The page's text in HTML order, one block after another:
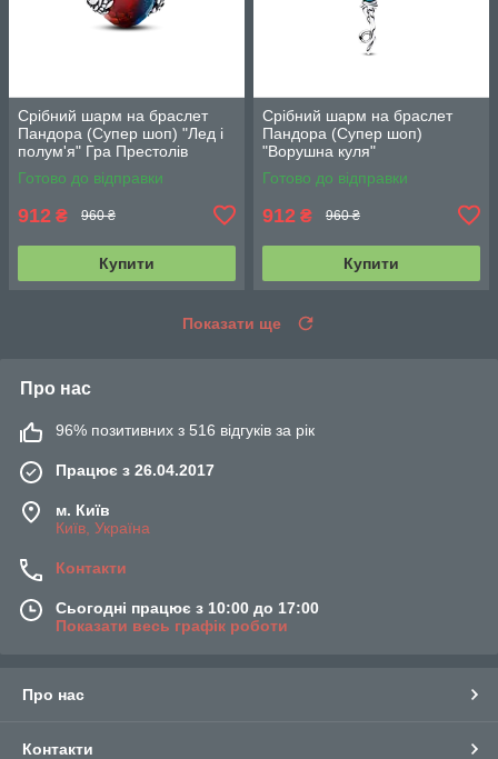
Срібний шарм на браслет
Пандора (Супер шоп) "Лед і
полум'я" Гра Престолів
Готово до відправки
912 ₴ 960 ₴
Купити
Срібний шарм на браслет
Пандора (Супер шоп)
"Ворушна куля"
Готово до відправки
912 ₴ 960 ₴
Купити
Показати ще
Про нас
96% позитивних з 516 відгуків за рік
Працює з 26.04.2017
м. Київ
Київ, Україна
Контакти
Сьогодні працює з 10:00 до 17:00
Показати весь графік роботи
Про нас
Контакти